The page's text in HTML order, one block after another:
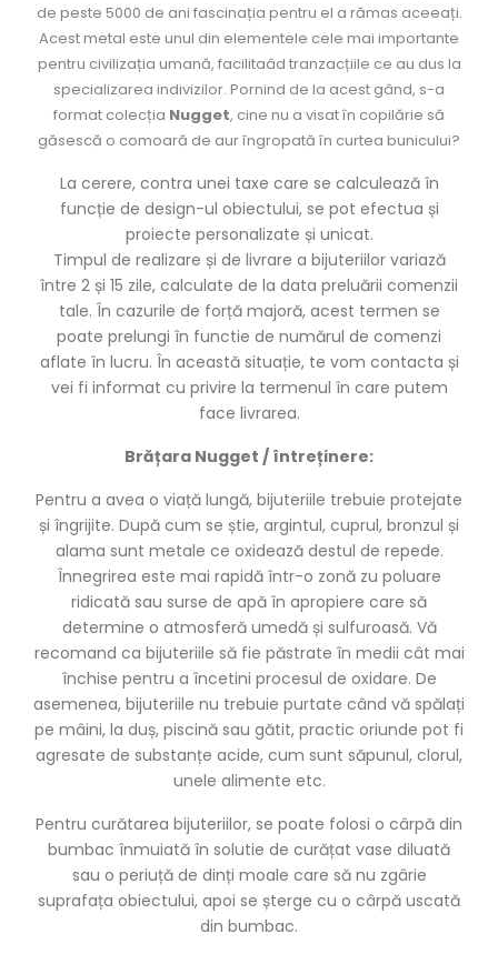
de peste 5000 de ani fascinația pentru el a rămas aceeați.
Acest metal este unul din elementele cele mai importante
pentru civilizația umană, facilitaâd tranzacțiile ce au dus la
specializarea indivizilor. Pornind de la acest gând, s-a
format colecția Nugget, cine nu a visat în copilărie să
găsescă o comoară de aur îngropată în curtea bunicului?
La cerere, contra unei taxe care se calculează în
funcție de design-ul obiectului, se pot efectua și
proiecte personalizate și unicat.
Timpul de realizare și de livrare a bijuteriilor variază
între 2 și 15 zile, calculate de la data preluării comenzii
tale. În cazurile de forță majoră, acest termen se
poate prelungi în functie de numărul de comenzi
aflate în lucru. În această situație, te vom contacta și
vei fi informat cu privire la termenul în care putem
face livrarea.
Brățara Nugget / întreținere:
Pentru a avea o viață lungă, bijuteriile trebuie protejate
și îngrijite. După cum se știe, argintul, cuprul, bronzul și
alama sunt metale ce oxidează destul de repede.
Înnegrirea este mai rapidă într-o zonă zu poluare
ridicată sau surse de apă în apropiere care să
determine o atmosferă umedă și sulfuroasă. Vă
recomand ca bijuteriile să fie păstrate în medii cât mai
închise pentru a încetini procesul de oxidare. De
asemenea, bijuteriile nu trebuie purtate când vă spălați
pe mâini, la duș, piscină sau gătit, practic oriunde pot fi
agresate de substanțe acide, cum sunt săpunul, clorul,
unele alimente etc.
Pentru curătarea bijuteriilor, se poate folosi o cârpă din
bumbac înmuiată în solutie de curățat vase diluată
sau o periuță de dinți moale care să nu zgârie
suprafața obiectului, apoi se șterge cu o cârpă uscată
din bumbac.